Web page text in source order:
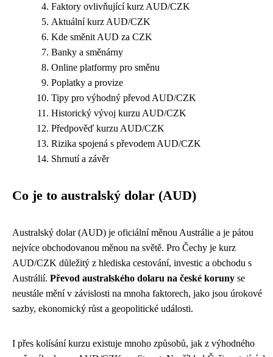
Faktory ovlivňující kurz AUD/CZK
Aktuální kurz AUD/CZK
Kde směnit AUD za CZK
Banky a směnárny
Online platformy pro směnu
Poplatky a provize
Tipy pro výhodný převod AUD/CZK
Historický vývoj kurzu AUD/CZK
Předpověď kurzu AUD/CZK
Rizika spojená s převodem AUD/CZK
Shrnutí a závěr
Co je to australský dolar (AUD)
Australský dolar (AUD) je oficiální měnou Austrálie a je pátou
nejvíce obchodovanou měnou na světě. Pro Čechy je kurz
AUD/CZK důležitý z hlediska cestování, investic a obchodu s
Austrálií. Převod australského dolaru na české koruny se
neustále mění v závislosti na mnoha faktorech, jako jsou úrokové
sazby, ekonomický růst a geopolitické události.
I přes kolísání kurzu existuje mnoho způsobů, jak z výhodného